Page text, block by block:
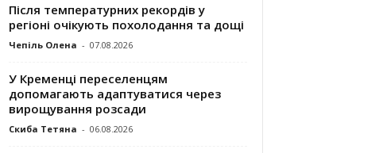
Після температурних рекордів у
регіоні очікують похолодання та дощі
Чепіль Олена - 07.08.2026
У Кременці переселенцям
допомагають адаптуватися через
вирощування розсади
Скиба Тетяна - 06.08.2026